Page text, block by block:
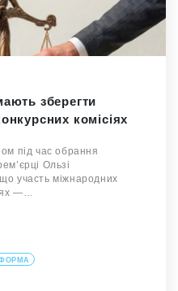
зберегти
комісіях
під час обрання
Ользі
участь міжнародних
—…